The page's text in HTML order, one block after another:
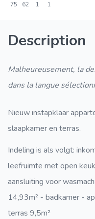
75 62 1 1
Description
Malheureusement, la
dans la langue
Nieuw instapklaar
slaapkamer en terras.
Indeling is als volgt:
leefruimte met open
aansluiting voor
14,93m² - badkamer -
terras 9,5m²